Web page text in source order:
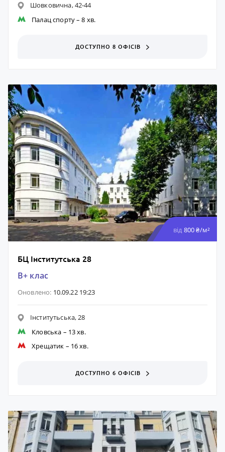
Шовковична, 42-44
Палац спорту– 8 хв.
ДОСТУПНО 8 ОФІСІВ
від 800 ₴/м²
БЦ Інститутська 28
B+ клас
Оновлено: 10.09.22 19:23
Інститутьська, 28
Кловська – 13 хв.
Хрещатик – 16 хв.
ДОСТУПНО 6 ОФІСІВ